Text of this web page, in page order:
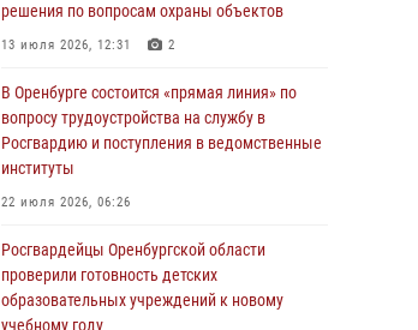
Росгвардейцы обеспечили правопорядок на
27 июля 2026, 14:36 2
Росгвардейцы предотвратили трагедию:
спасен мужчина в тяжелой жизненной
Росгвардейцы Оренбургской области
проверили готовность детских
образовательных учреждений к новому
решения по вопросам охраны объектов
13 июля 2026, 12:31 2
В Оренбурге состоится «прямая линия» по
вопросу трудоустройства на службу в
Росгвардию и поступления в ведомственные
институты
22 июля 2026, 06:26
Росгвардейцы Оренбургской области
проверили готовность детских
образовательных учреждений к новому
учебному году